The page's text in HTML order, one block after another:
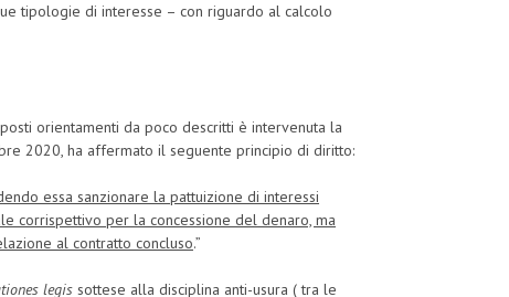
tipologie di interesse – con riguardo al calcolo
orientamenti da poco descritti è intervenuta la
2020, ha affermato il seguente principio di diritto:
essa sanzionare la pattuizione di interessi
corrispettivo per la concessione del denaro, ma
al contratto concluso.”
legis sottese alla disciplina anti-usura ( tra le